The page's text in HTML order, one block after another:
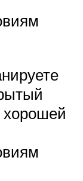
хорошей